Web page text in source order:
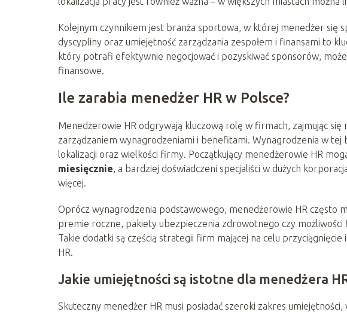
Kolejnym czynnikiem jest branża sportowa, w której menedżer się
dyscypliny oraz umiejętność zarządzania zespołem i finansami to
który potrafi efektywnie negocjować i pozyskiwać sponsorów,
finansowe.
Ile zarabia menedżer HR w Polsce?
Menedżerowie HR odgrywają kluczową rolę w firmach, zajmując
zarządzaniem wynagrodzeniami i benefitami. Wynagrodzenia w tej
lokalizacji oraz wielkości firmy. Początkujący menedżerowie HR
miesięcznie , a bardziej doświadczeni specjaliści w dużych
więcej.
Oprócz wynagrodzenia podstawowego, menedżerowie HR często
premie roczne, pakiety ubezpieczenia zdrowotnego czy możliwości
Takie dodatki są częścią strategii firm mającej na celu
HR.
Jakie umiejętności są istotne dla menedżera
Skuteczny menedżer HR musi posiadać szeroki zakres